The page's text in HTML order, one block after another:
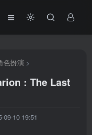
色扮演 >
: The Last
09-10 19:51